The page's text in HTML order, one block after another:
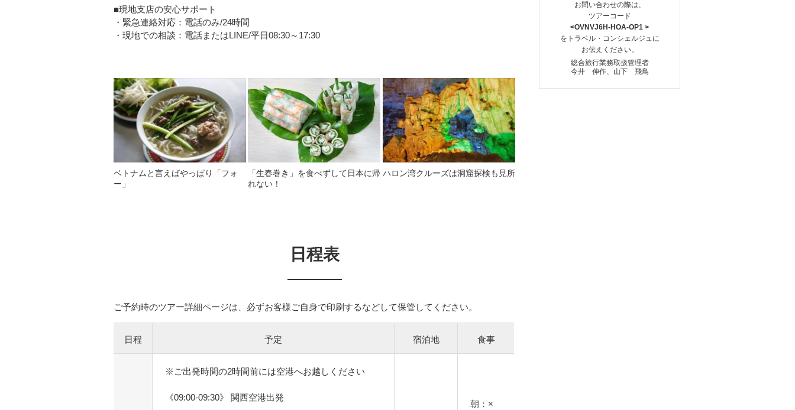
■現地支店の安心サポート
・緊急連絡対応：電話のみ/24時間
・現地での相談：電話またはLINE/平日08:30～17:30
ベトナムと言えばやっぱり「フォ
ー」
「生春巻き」を食べずして日本に帰
れない！
ハロン湾クルーズは洞窟探検も見所
日程表
ご予約時のツアー詳細ページは、必ずお客様ご自身で印刷するなどして保管してください。
日程 予定 宿泊地 食事
※ご出発時間の2時間前には空港へお越しください
《09:00-09:30》 関西空港出発
朝：×
お問い合わせの際は、
ツアーコード
<OVNVJ6H-HOA-OP1 >
をトラベル・コンシェルジュに
お伝えください。
総合旅行業務取扱管理者
今井 伸作、山下 飛鳥